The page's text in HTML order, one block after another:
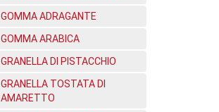
GOMMA ADRAGANTE
GOMMA ARABICA
GRANELLA DI PISTACCHIO
GRANELLA TOSTATA DI
AMARETTO